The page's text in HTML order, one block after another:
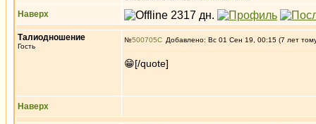
Наверх
Талиодношение
Гость
№500705 Добавлено: Вс 01 Сен 19, 00:15 (7 лет
😁[/quote]
Наверх